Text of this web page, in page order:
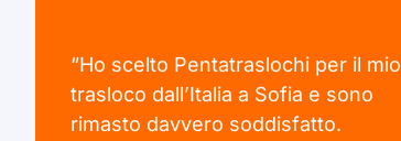
“Ho scelto Pentatraslochi per il mio
trasloco dall’Italia a Sofia e sono
rimasto davvero soddisfatto.